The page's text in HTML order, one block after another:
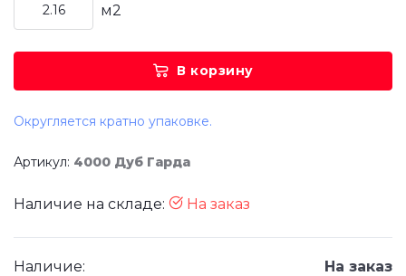
м2
В корзину
Округляется кратно упаковке.
Артикул: 4000 Дуб Гарда
Наличие на складе: На заказ
Наличие:
На заказ